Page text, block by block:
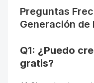
Preguntas
Generación de
Q1: ¿Puedo
gratis?